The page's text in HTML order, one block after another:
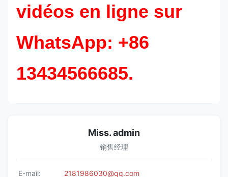
vidéos en ligne sur
WhatsApp: +86
13434566685.
Miss. admin
销售经理
E-mail:
2181986030@qq.com